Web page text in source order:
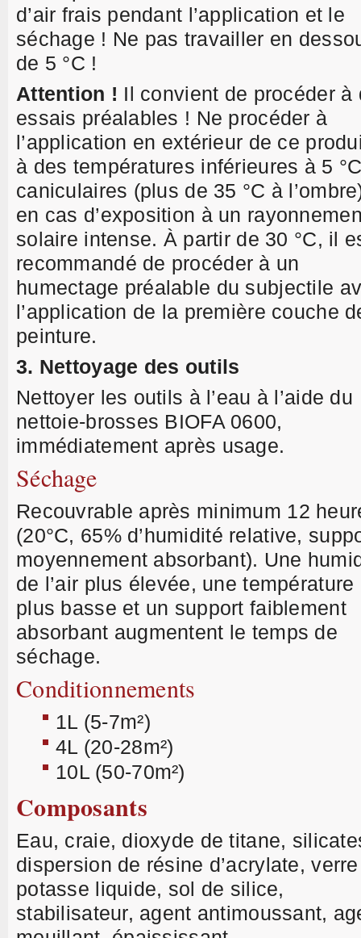
d’air frais pendant l’application et le
séchage ! Ne pas travailler en
de 5 °C !
Attention ! Il convient de procéder à
essais préalables ! Ne procéder à
l’application en extérieur de ce
à des températures inférieures à 5
caniculaires (plus de 35 °C à
en cas d’exposition à un
solaire intense. À partir de 30 °C, il
recommandé de procéder à un
humectage préalable du subjectile
l’application de la première couche
peinture.
3. Nettoyage des outils
Nettoyer les outils à l’eau à l’aide du
nettoie-brosses BIOFA 0600,
immédiatement après usage.
Séchage
Recouvrable après minimum 12
(20°C, 65% d’humidité relative,
moyennement absorbant). Une
de l’air plus élevée, une température
plus basse et un support faiblement
absorbant augmentent le temps de
séchage.
Conditionnements
1L (5-7m²)
4L (20-28m²)
10L (50-70m²)
Composants
Eau, craie, dioxyde de titane,
dispersion de résine d’acrylate,
potasse liquide, sol de silice,
stabilisateur, agent antimoussant,